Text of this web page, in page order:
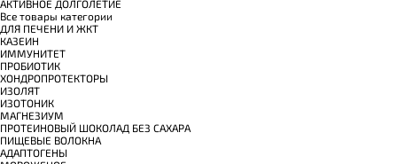
АКТИВНОЕ ДОЛГОЛЕТИЕ
Все товары категории
ДЛЯ ПЕЧЕНИ И ЖКТ
КАЗЕИН
ИММУНИТЕТ
ПРОБИОТИК
ХОНДРОПРОТЕКТОРЫ
ИЗОЛЯТ
ИЗОТОНИК
МАГНЕЗИУМ
ПРОТЕИНОВЫЙ ШОКОЛАД БЕЗ САХАРА
ПИЩЕВЫЕ ВОЛОКНА
АДАПТОГЕНЫ